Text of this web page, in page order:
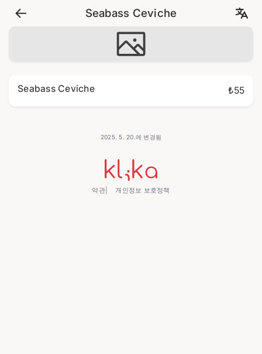
Seabass Ceviche
Seabass Ceviche ₺55
2025. 5. 20.에 변경됨
약관 개인정보 보호정책